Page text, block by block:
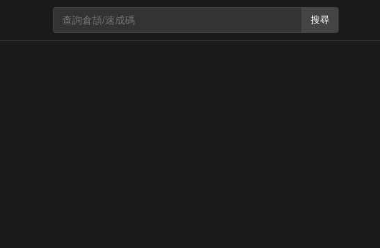
搜尋